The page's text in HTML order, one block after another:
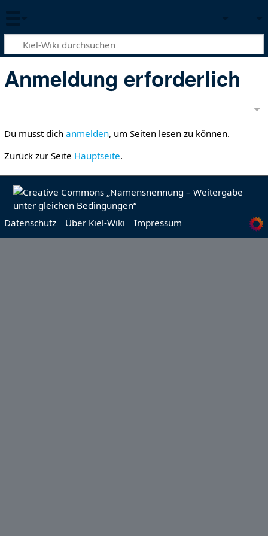
Anmeldung erforderlich
Du musst dich anmelden, um Seiten lesen zu können.
Zurück zur Seite Hauptseite.
Datenschutz Über Kiel-Wiki Impressum